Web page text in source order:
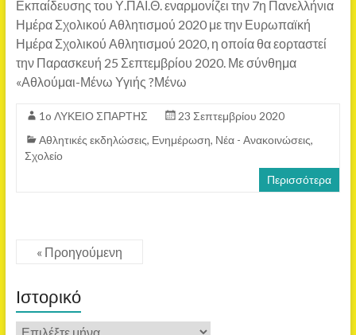
Εκπαίδευσης του Υ.ΠΑΙ.Θ. εναρμονίζει την 7η Πανελλήνια
Ημέρα Σχολικού Αθλητισμού 2020 με την Ευρωπαϊκή
Ημέρα Σχολικού Αθλητισμού 2020, η οποία θα εορταστεί
την Παρασκευή 25 Σεπτεμβρίου 2020. Με σύνθημα
«Αθλούμαι-Μένω Υγιής ?Μένω
1o ΛΥΚΕΙΟ ΣΠΑΡΤΗΣ
23 Σεπτεμβρίου 2020
Αθλητικές εκδηλώσεις, Ενημέρωση, Νέα - Ανακοινώσεις,
Σχολείο
Περισσότερα
« Προηγούμενη
Ιστορικό